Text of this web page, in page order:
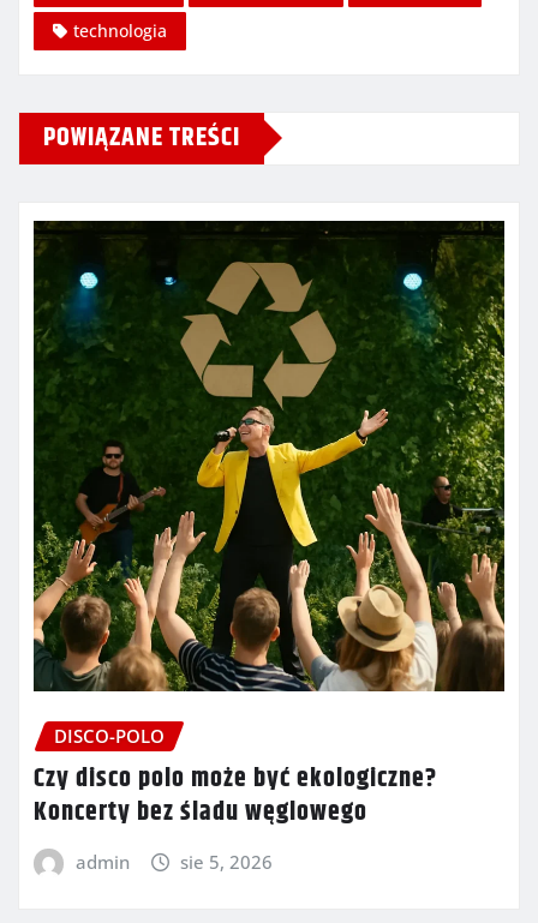
technologia
POWIĄZANE TREŚCI
DISCO-POLO
Czy disco polo może być ekologiczne?
Koncerty bez śladu węglowego
admin sie 5, 2026